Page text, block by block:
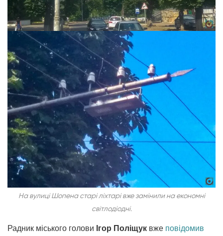
На вулиці Шопена старі ліхтарі вже замінили на економні
світлодіодні.
Радник міського голови Ігор Поліщук вже повідомив